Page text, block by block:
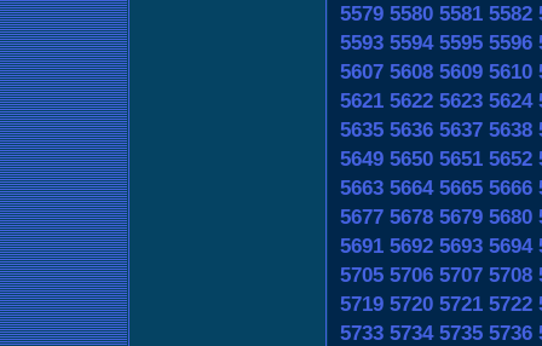
5579 5580 5581 5582
5593 5594 5595 5596
5607 5608 5609 5610
5621 5622 5623 5624
5635 5636 5637 5638
5649 5650 5651 5652
5663 5664 5665 5666
5677 5678 5679 5680
5691 5692 5693 5694
5705 5706 5707 5708
5719 5720 5721 5722
5733 5734 5735 5736